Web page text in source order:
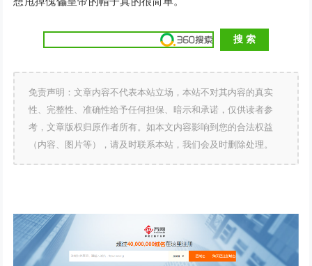
免责声明：文章内容不代表本站立场，本站不对其内容的真实
性、完整性、准确性给予任何担保、暗示和承诺，仅供读者参
考，文章版权归原作者所有。如本文内容影响到您的合法权益
（内容、图片等），请及时联系本站，我们会及时删除处理。